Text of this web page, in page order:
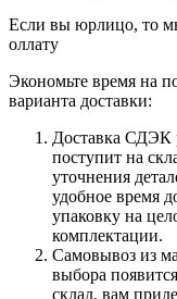
Если вы юрлицо, то
оллату
Экономьте время на
варианта доставки:
Доставка СДЭК
поступит на
уточнения
удобное время
упаковку на
комплектации.
Самовывоз из
выбора
склад, вам